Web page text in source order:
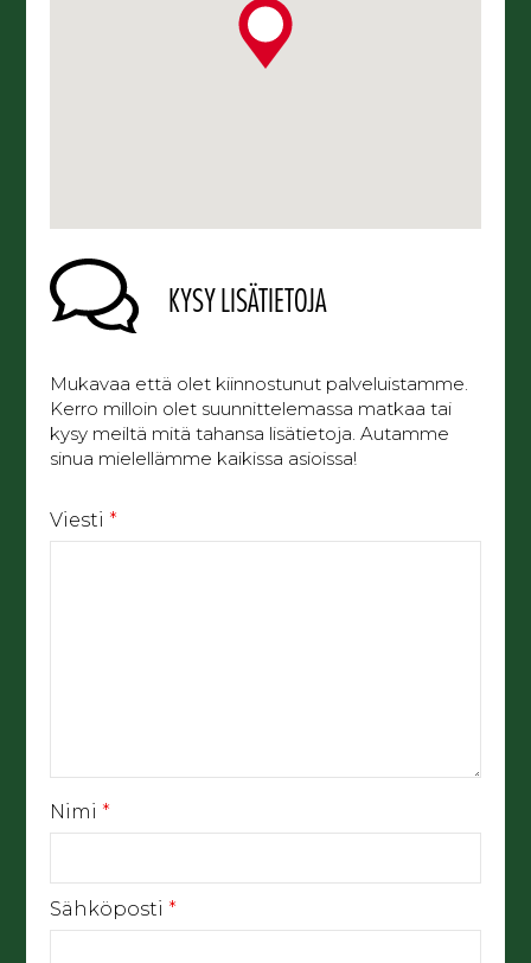
KYSY LISÄTIETOJA
Mukavaa että olet kiinnostunut palveluistamme.
Kerro milloin olet suunnittelemassa matkaa tai
kysy meiltä mitä tahansa lisätietoja. Autamme
sinua mielellämme kaikissa asioissa!
Viesti *
Nimi *
Sähköposti *